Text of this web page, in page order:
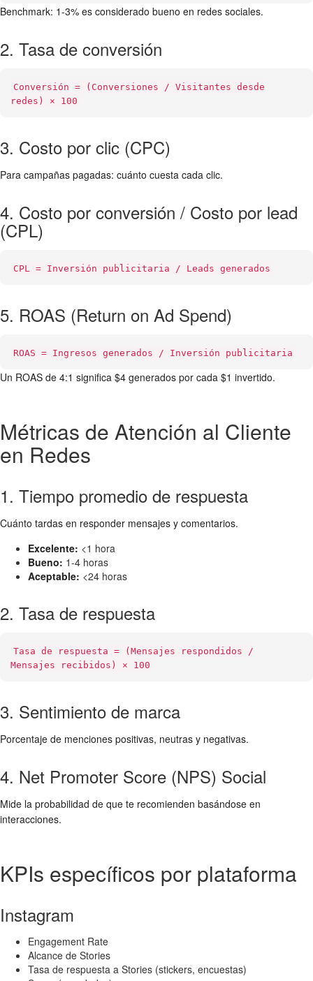
Benchmark: 1-3% es considerado bueno en redes sociales.
2. Tasa de conversión
Conversión = (Conversiones / Visitantes desde
redes) × 100
3. Costo por clic (CPC)
Para campañas pagadas: cuánto cuesta cada clic.
4. Costo por conversión / Costo por lead
(CPL)
CPL = Inversión publicitaria / Leads generados
5. ROAS (Return on Ad Spend)
ROAS = Ingresos generados / Inversión publicitaria
Un ROAS de 4:1 significa $4 generados por cada $1 invertido.
Métricas de Atención al Cliente
en Redes
1. Tiempo promedio de respuesta
Cuánto tardas en responder mensajes y comentarios.
Excelente: <1 hora
Bueno: 1-4 horas
Aceptable: <24 horas
2. Tasa de respuesta
Tasa de respuesta = (Mensajes respondidos /
Mensajes recibidos) × 100
3. Sentimiento de marca
Porcentaje de menciones positivas, neutras y negativas.
4. Net Promoter Score (NPS) Social
Mide la probabilidad de que te recomienden basándose en
interacciones.
KPIs específicos por plataforma
Instagram
Engagement Rate
Alcance de Stories
Tasa de respuesta a Stories (stickers, encuestas)